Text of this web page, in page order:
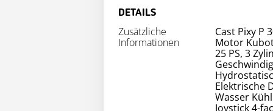
DETAILS
Zusätzliche
Informationen
Cast Pixy P
Motor
25 PS, 3
Elektrische
Wasser
Joystick 4-